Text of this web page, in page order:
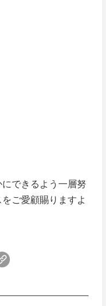
できるよう一層努
ご愛顧賜りますよ